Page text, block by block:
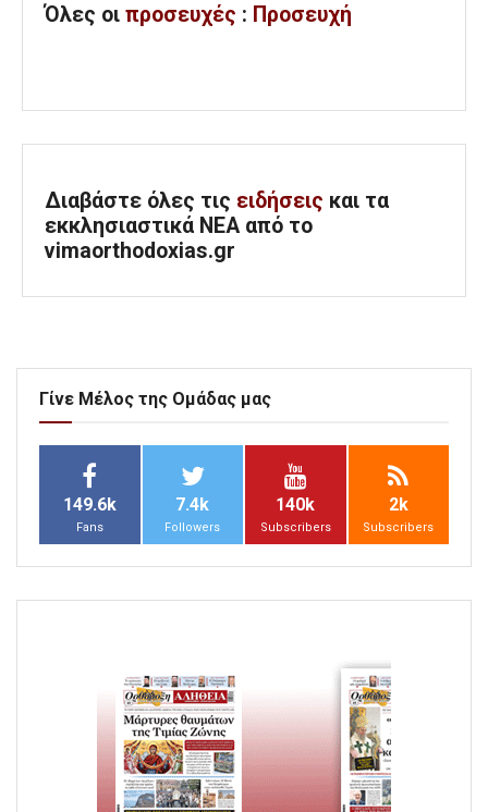
Όλες οι προσευχές : Προσευχή
Διαβάστε όλες τις ειδήσεις και τα
εκκλησιαστικά ΝΕΑ από το
vimaorthodoxias.gr
Γίνε Μέλος της Ομάδας μας
149.6k
Fans
7.4k
Followers
140k
Subscribers
2k
Subscribers